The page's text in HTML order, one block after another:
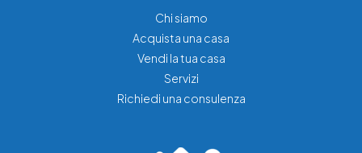
Chi siamo
Acquista una casa
Vendi la tua casa
Servizi
Richiedi una consulenza